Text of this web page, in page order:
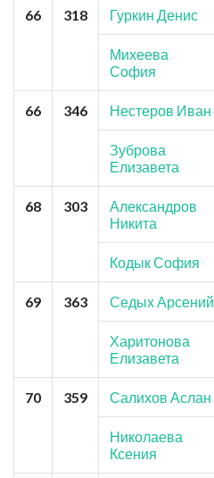
66 318 Гуркин Денис
Михеева
София
66 346 Нестеров Иван
Зуброва
Елизавета
68 303
Александров
Никита
Кодык София
69 363 Седых Арсений
Харитонова
Елизавета
70 359 Салихов Аслан
Николаева
Ксения